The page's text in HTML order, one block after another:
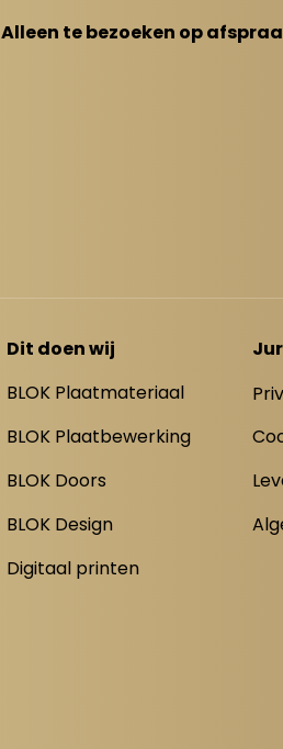
Alleen te bezoeken op
Dit doen wij
BLOK Plaatmateriaal
BLOK Plaatbewerking
BLOK Doors
BLOK Design
Digitaal printen